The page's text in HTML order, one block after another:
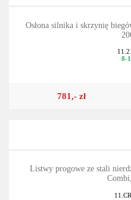
Osłona silnika i skrzynię
8-
781,- zł
Listwy progowe ze stali